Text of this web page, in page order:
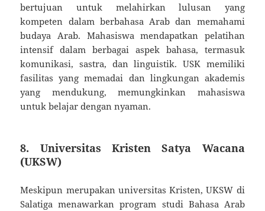
bertujuan untuk melahirkan lulusan yang
kompeten dalam berbahasa Arab dan memahami
budaya Arab. Mahasiswa mendapatkan pelatihan
intensif dalam berbagai aspek bahasa, termasuk
komunikasi, sastra, dan linguistik. USK memiliki
fasilitas yang memadai dan lingkungan akademis
yang mendukung, memungkinkan mahasiswa
untuk belajar dengan nyaman.
8. Universitas Kristen Satya Wacana
(UKSW)
Meskipun merupakan universitas Kristen, UKSW di
Salatiga menawarkan program studi Bahasa Arab